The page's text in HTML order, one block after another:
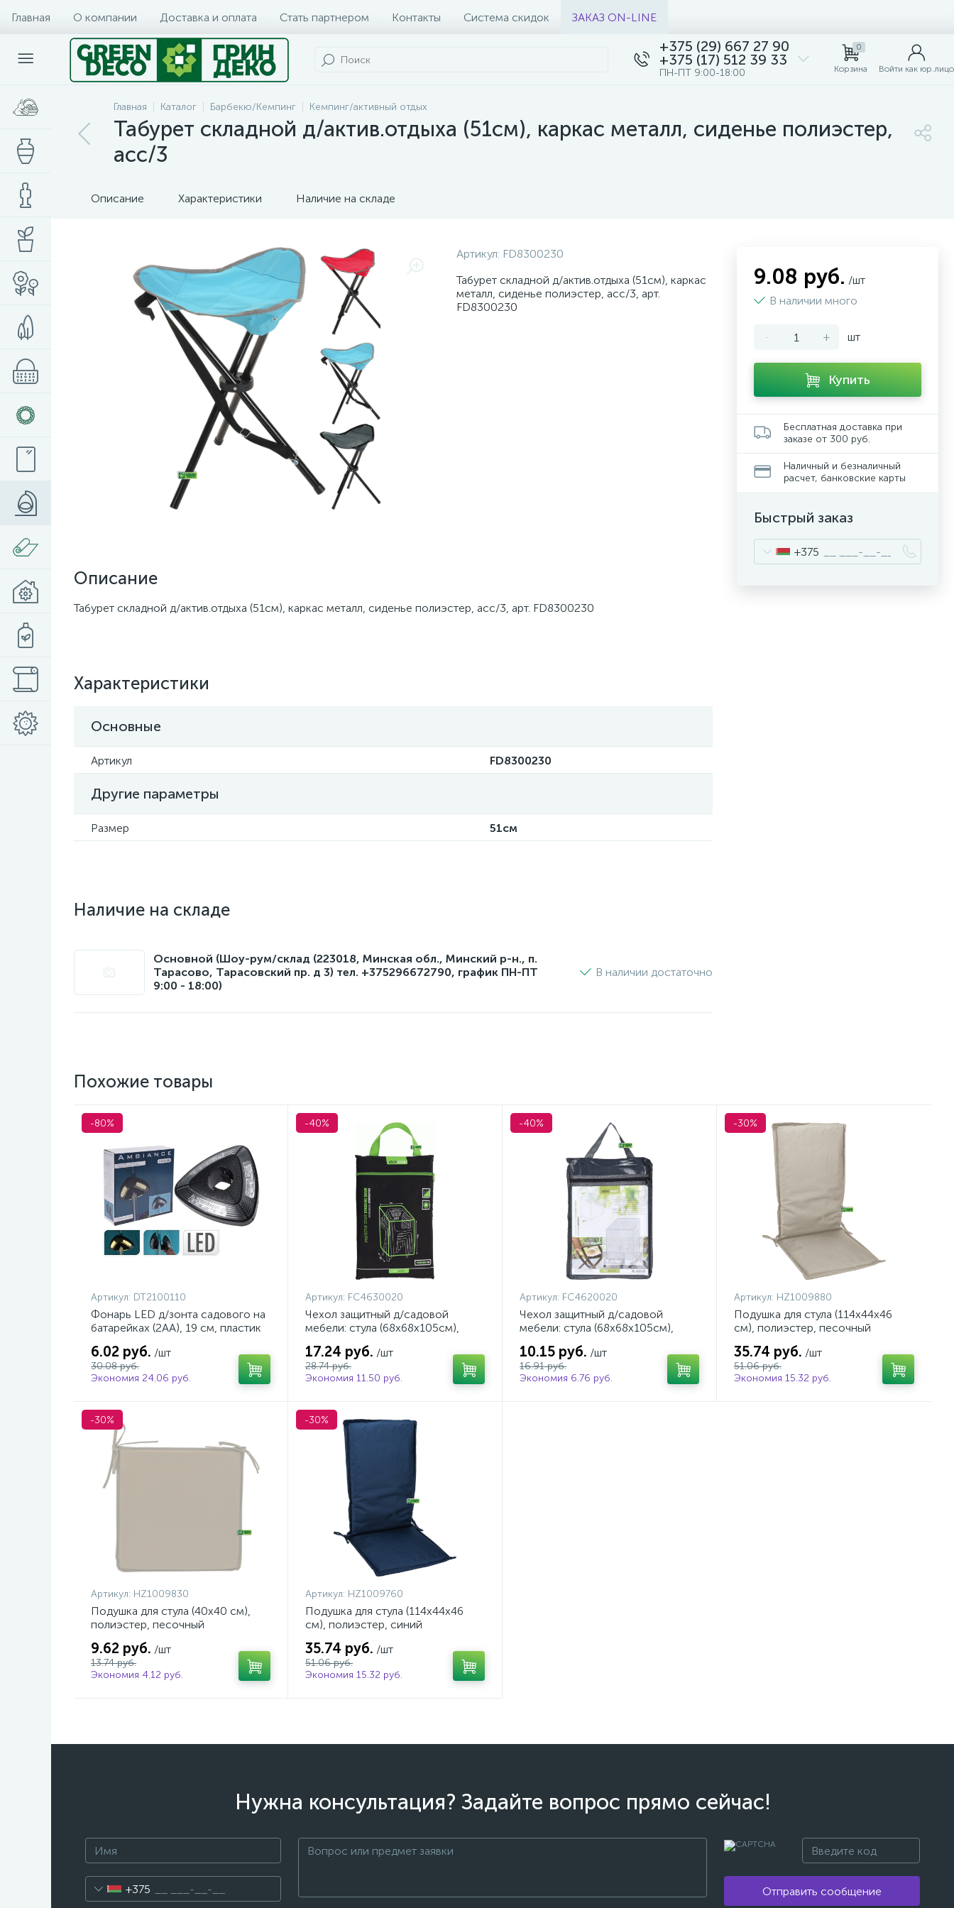
Главная О компании Доставка и оплата Стать партнером Контакты Система скидок ЗАКАЗ ON-LINE
+375 (29) 667 27 90
+375 (17) 512 39 33
ПН-ПТ 9:00-18:00
0
Корзина Войти как юр.лицо
Главная Каталог Барбекю/Кемпинг Кемпинг/активный отдых
Табурет складной д/актив.отдыха (51см), каркас металл, сиденье полиэстер,
асс/3
Описание Характеристики Наличие на складе
Артикул: FD8300230
Табурет складной д/актив.отдыха (51см), каркас
металл, сиденье полиэстер, асс/3, арт.
FD8300230
Описание
Табурет складной д/актив.отдыха (51см), каркас металл, сиденье полиэстер, асс/3, арт. FD8300230
Характеристики
Основные
Артикул FD8300230
Другие параметры
Размер 51см
Наличие на складе
Основной (Шоу-рум/склад (223018, Минская обл., Минский р-н., п.
Тарасово, Тарасовский пр. д 3) тел. +375296672790, график ПН-ПТ
9:00 - 18:00)
В наличии достаточно
9.08 руб. /шт
В наличии много
- + шт
Купить
Бесплатная доставка при
заказе от 300 руб.
Наличный и безналичный
расчет, банковские карты
Быстрый заказ
+375
Похожие товары
-80%
Артикул: DT2100110
Фонарь LED д/зонта садового на
батарейках (2АА), 19 см, пластик
6.02 руб. /шт
30.08 руб.
Экономия 24.06 руб.
-40%
Артикул: FC4630020
Чехол защитный д/садовой
мебели: стула (68х68х105см),
17.24 руб. /шт
28.74 руб.
Экономия 11.50 руб.
-40%
Артикул: FC4620020
Чехол защитный д/садовой
мебели: стула (68х68х105см),
10.15 руб. /шт
16.91 руб.
Экономия 6.76 руб.
-30%
Артикул: HZ1009880
Подушка для стула (114х44х46
см), полиэстер, песочный
35.74 руб. /шт
51.06 руб.
Экономия 15.32 руб.
-30%
Артикул: HZ1009830
Подушка для стула (40х40 см),
полиэстер, песочный
9.62 руб. /шт
13.74 руб.
Экономия 4.12 руб.
-30%
Артикул: HZ1009760
Подушка для стула (114х44х46
см), полиэстер, синий
35.74 руб. /шт
51.06 руб.
Экономия 15.32 руб.
Нужна консультация? Задайте вопрос прямо сейчас!
+375 Отправить сообщение